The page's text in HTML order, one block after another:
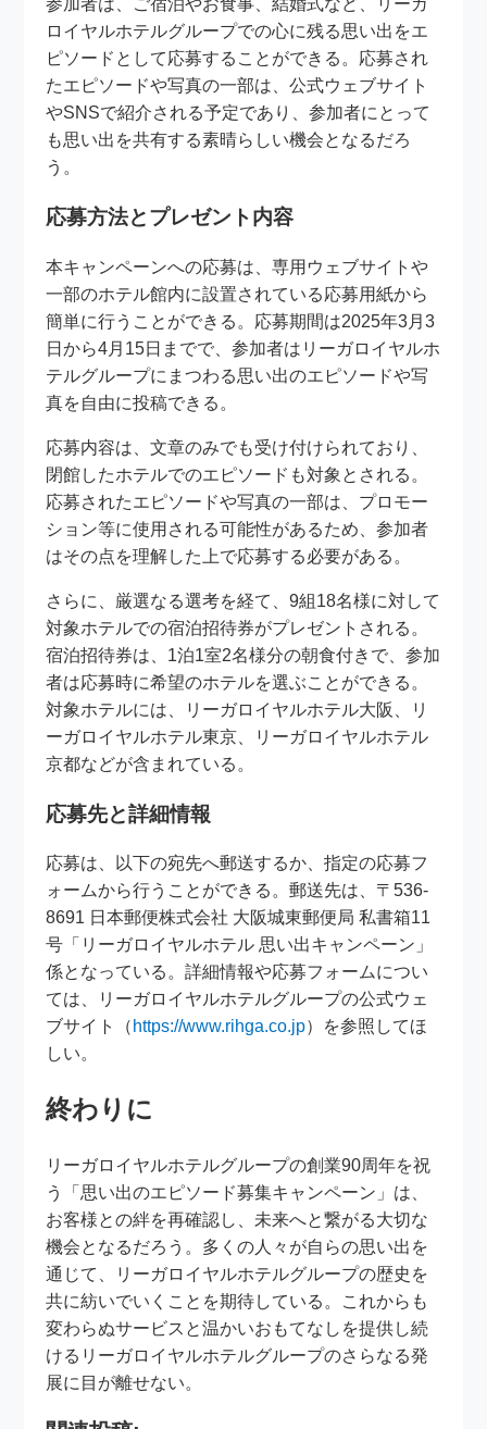
参加者は、ご宿泊やお食事、結婚式など、リーガ
ロイヤルホテルグループでの心に残る思い出をエ
ピソードとして応募することができる。応募され
たエピソードや写真の一部は、公式ウェブサイト
やSNSで紹介される予定であり、参加者にとって
も思い出を共有する素晴らしい機会となるだろ
う。
応募方法とプレゼント内容
本キャンペーンへの応募は、専用ウェブサイトや
一部のホテル館内に設置されている応募用紙から
簡単に行うことができる。応募期間は2025年3月3
日から4月15日までで、参加者はリーガロイヤルホ
テルグループにまつわる思い出のエピソードや写
真を自由に投稿できる。
応募内容は、文章のみでも受け付けられており、
閉館したホテルでのエピソードも対象とされる。
応募されたエピソードや写真の一部は、プロモー
ション等に使用される可能性があるため、参加者
はその点を理解した上で応募する必要がある。
さらに、厳選なる選考を経て、9組18名様に対して
対象ホテルでの宿泊招待券がプレゼントされる。
宿泊招待券は、1泊1室2名様分の朝食付きで、参加
者は応募時に希望のホテルを選ぶことができる。
対象ホテルには、リーガロイヤルホテル大阪、リ
ーガロイヤルホテル東京、リーガロイヤルホテル
京都などが含まれている。
応募先と詳細情報
応募は、以下の宛先へ郵送するか、指定の応募フ
ォームから行うことができる。郵送先は、〒536-
8691 日本郵便株式会社 大阪城東郵便局 私書箱11
号「リーガロイヤルホテル 思い出キャンペーン」
係となっている。詳細情報や応募フォームについ
ては、リーガロイヤルホテルグループの公式ウェ
ブサイト（ https://www.rihga.co.jp）を参照してほ
しい。
終わりに
リーガロイヤルホテルグループの創業90周年を祝
う「思い出のエピソード募集キャンペーン」は、
お客様との絆を再確認し、未来へと繋がる大切な
機会となるだろう。多くの人々が自らの思い出を
通じて、リーガロイヤルホテルグループの歴史を
共に紡いでいくことを期待している。これからも
変わらぬサービスと温かいおもてなしを提供し続
けるリーガロイヤルホテルグループのさらなる発
展に目が離せない。